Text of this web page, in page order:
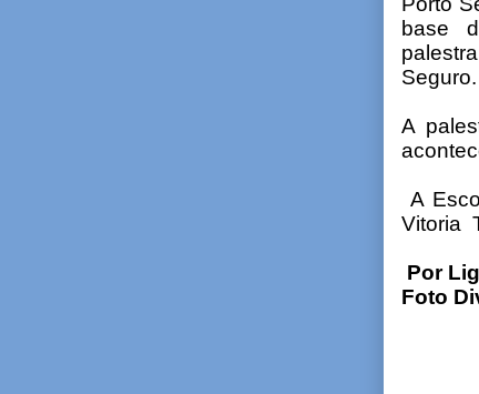
base
Seguro.
A
A
Vitoria
Por
Foto